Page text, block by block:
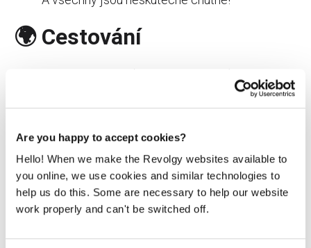
Are you happy to accept cookies?
Hello! When we make the Revolgy websites available to
you online, we use cookies and similar technologies to
help us do this. Some are necessary to help our website
work properly and can't be switched off.
🌍 Cestování
Tenerife (Kanárské ostrovy) je skvělým
výchozím bodem pro pěší túru nádherným
údolím. Tato malá vesnička se 100 obyvateli je
přístupná pouze pěšky nebo na oslu. Pěší trasy
na Tenerife jsou skvělou příležitostí, jak si
aktivně odpočinout. Doporučujeme ještě Path
of the Sences (Národní park Anaga) a tůry v
okolí Teide.
Pokud jste v Dubaji ještě nikdy nebyli,